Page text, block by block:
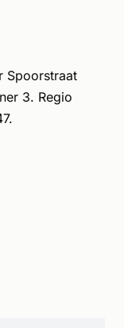
Spoorstraat
3. Regio